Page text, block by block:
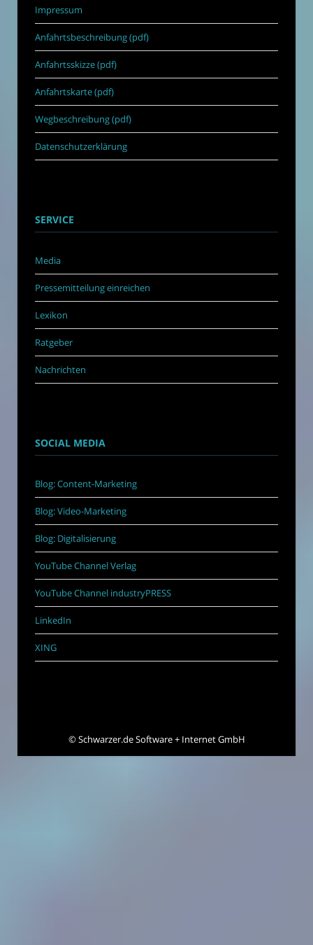
Impressum
Anfahrtsbeschreibung (pdf)
Anfahrtsskizze (pdf)
Anfahrtskarte (pdf)
Wegbeschreibung (pdf)
Datenschutzerklärung
SERVICE
Media
Pressemitteilung einreichen
Lexikon
Ratgeber
Nachrichten
SOCIAL MEDIA
Blog: Content-Marketing
Blog: Video-Marketing
Blog: Digitalisierung
YouTube Channel Verlag
YouTube Channel industryPRESS
LinkedIn
XING
©Schwarzer.de Software + Internet GmbH